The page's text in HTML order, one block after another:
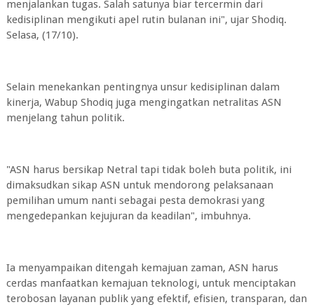
menjalankan tugas. Salah satunya biar tercermin dari
kedisiplinan mengikuti apel rutin bulanan ini", ujar Shodiq.
Selasa, (17/10).
Selain menekankan pentingnya unsur kedisiplinan dalam
kinerja, Wabup Shodiq juga mengingatkan netralitas ASN
menjelang tahun politik.
"ASN harus bersikap Netral tapi tidak boleh buta politik, ini
dimaksudkan sikap ASN untuk mendorong pelaksanaan
pemilihan umum nanti sebagai pesta demokrasi yang
mengedepankan kejujuran da keadilan", imbuhnya.
Ia menyampaikan ditengah kemajuan zaman, ASN harus
cerdas manfaatkan kemajuan teknologi, untuk menciptakan
terobosan layanan publik yang efektif, efisien, transparan, dan